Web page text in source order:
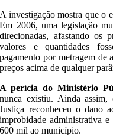
A investigação mostra que o
Em 2006, uma legislação
direcionadas, afastando os
valores e quantidades
pagamento por metragem de
preços acima de qualquer
A perícia do Ministério
nunca existiu. Ainda
Justiça reconheceu o dano
improbidade administrativa
600 mil ao município.